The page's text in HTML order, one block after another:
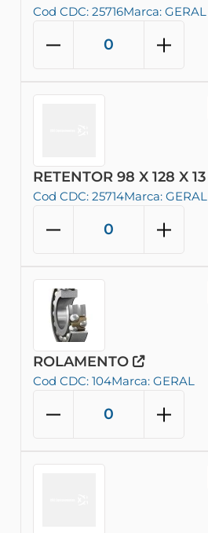
Cod CDC: 25716Marca: GERAL
RETENTOR 98 X 128 X 13
Cod CDC: 25714Marca: GERAL
ROLAMENTO
Cod CDC: 104Marca: GERAL